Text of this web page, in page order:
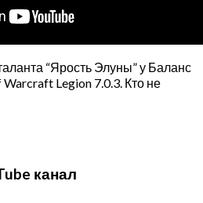
“Ярость Элуны” у Баланс
Legion 7.0.3. Кто не
канал